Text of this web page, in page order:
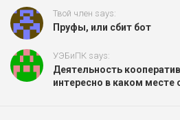
Твой член says:
Пруфы, или сбит бот
УЭБиПК says:
Деятельность
интересно в каком месте